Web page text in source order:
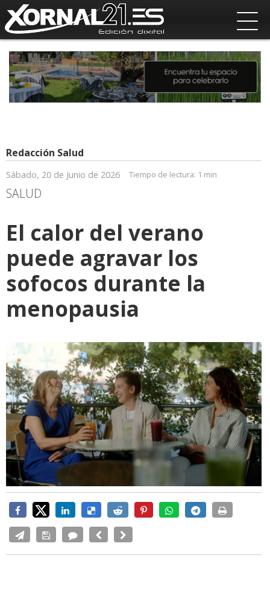
Redacción Salud
Sábado, 20 de Junio de 2026 Tiempo de lectura: 1 min
SALUD
El calor del verano
puede agravar los
sofocos durante la
menopausia